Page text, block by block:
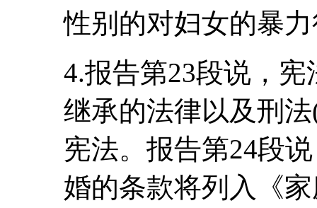
性别的对妇女的暴
4.报告第23段说，
继承的法律以及刑
宪法。报告第24段
婚的条款将列入《